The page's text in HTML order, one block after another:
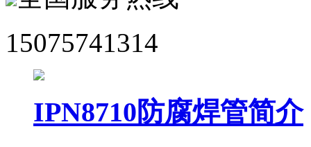
15075741314
IPN8710防腐焊管简介